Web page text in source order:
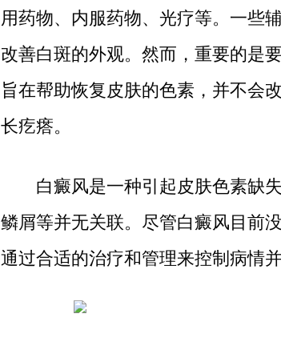
用药物、内服药物、光疗等。一些
改善白斑的外观。然而，重要的是
旨在帮助恢复皮肤的色素，并不会
长疙瘩。
白癜风是一种引起皮肤色素缺失
鳞屑等并无关联。尽管白癜风目前
通过合适的治疗和管理来控制病情